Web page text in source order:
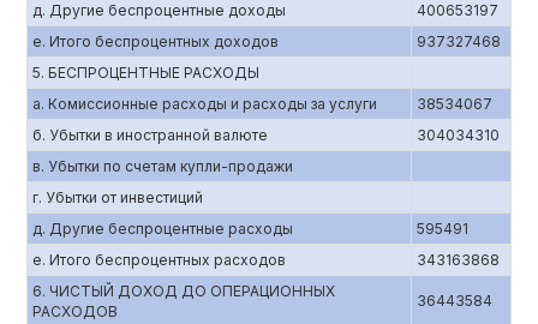
д. Другие беспроцентные доходы
400653197
е. Итого беспроцентных доходов
937327468
5. БЕСПРОЦЕНТНЫЕ РАСХОДЫ
а. Комиссионные расходы и расходы за услуги
38534067
б. Убытки в иностранной валюте
304034310
в. Убытки по счетам купли-продажи
г. Убытки от инвестиций
д. Другие беспроцентные расходы
595491
е. Итого беспроцентных расходов
343163868
6. ЧИСТЫЙ ДОХОД ДО ОПЕРАЦИОННЫХ
РАСХОДОВ
36443584